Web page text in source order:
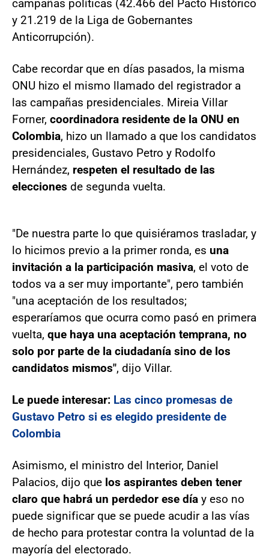
campañas políticas (42.466 del Pacto Histórico
y 21.219 de la Liga de Gobernantes
Anticorrupción).
Cabe recordar que en días pasados, la misma
ONU hizo el mismo llamado del registrador a
las campañas presidenciales. Mireia Villar
Forner, coordinadora residente de la ONU en
Colombia, hizo un llamado a que los candidatos
presidenciales, Gustavo Petro y Rodolfo
Hernández, respeten el resultado de las
elecciones de segunda vuelta.
"De nuestra parte lo que quisiéramos trasladar, y
lo hicimos previo a la primer ronda, es una
invitación a la participación masiva, el voto de
todos va a ser muy importante", pero también
"una aceptación de los resultados;
esperaríamos que ocurra como pasó en primera
vuelta, que haya una aceptación temprana, no
solo por parte de la ciudadanía sino de los
candidatos mismos", dijo Villar.
Le puede interesar: Las cinco promesas de
Gustavo Petro si es elegido presidente de
Colombia
Asimismo, el ministro del Interior, Daniel
Palacios, dijo que los aspirantes deben tener
claro que habrá un perdedor ese día y eso no
puede significar que se puede acudir a las vías
de hecho para protestar contra la voluntad de la
mayoría del electorado.